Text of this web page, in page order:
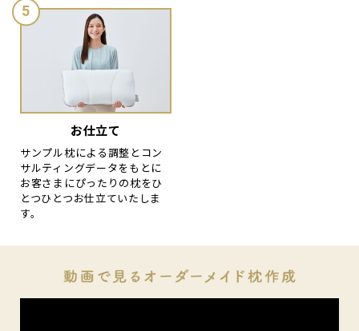
お仕立て
サンプル枕による調整とコン
サルティングデータをもとに
お客さまにぴったりの枕をひ
とつひとつお仕立ていたしま
す。